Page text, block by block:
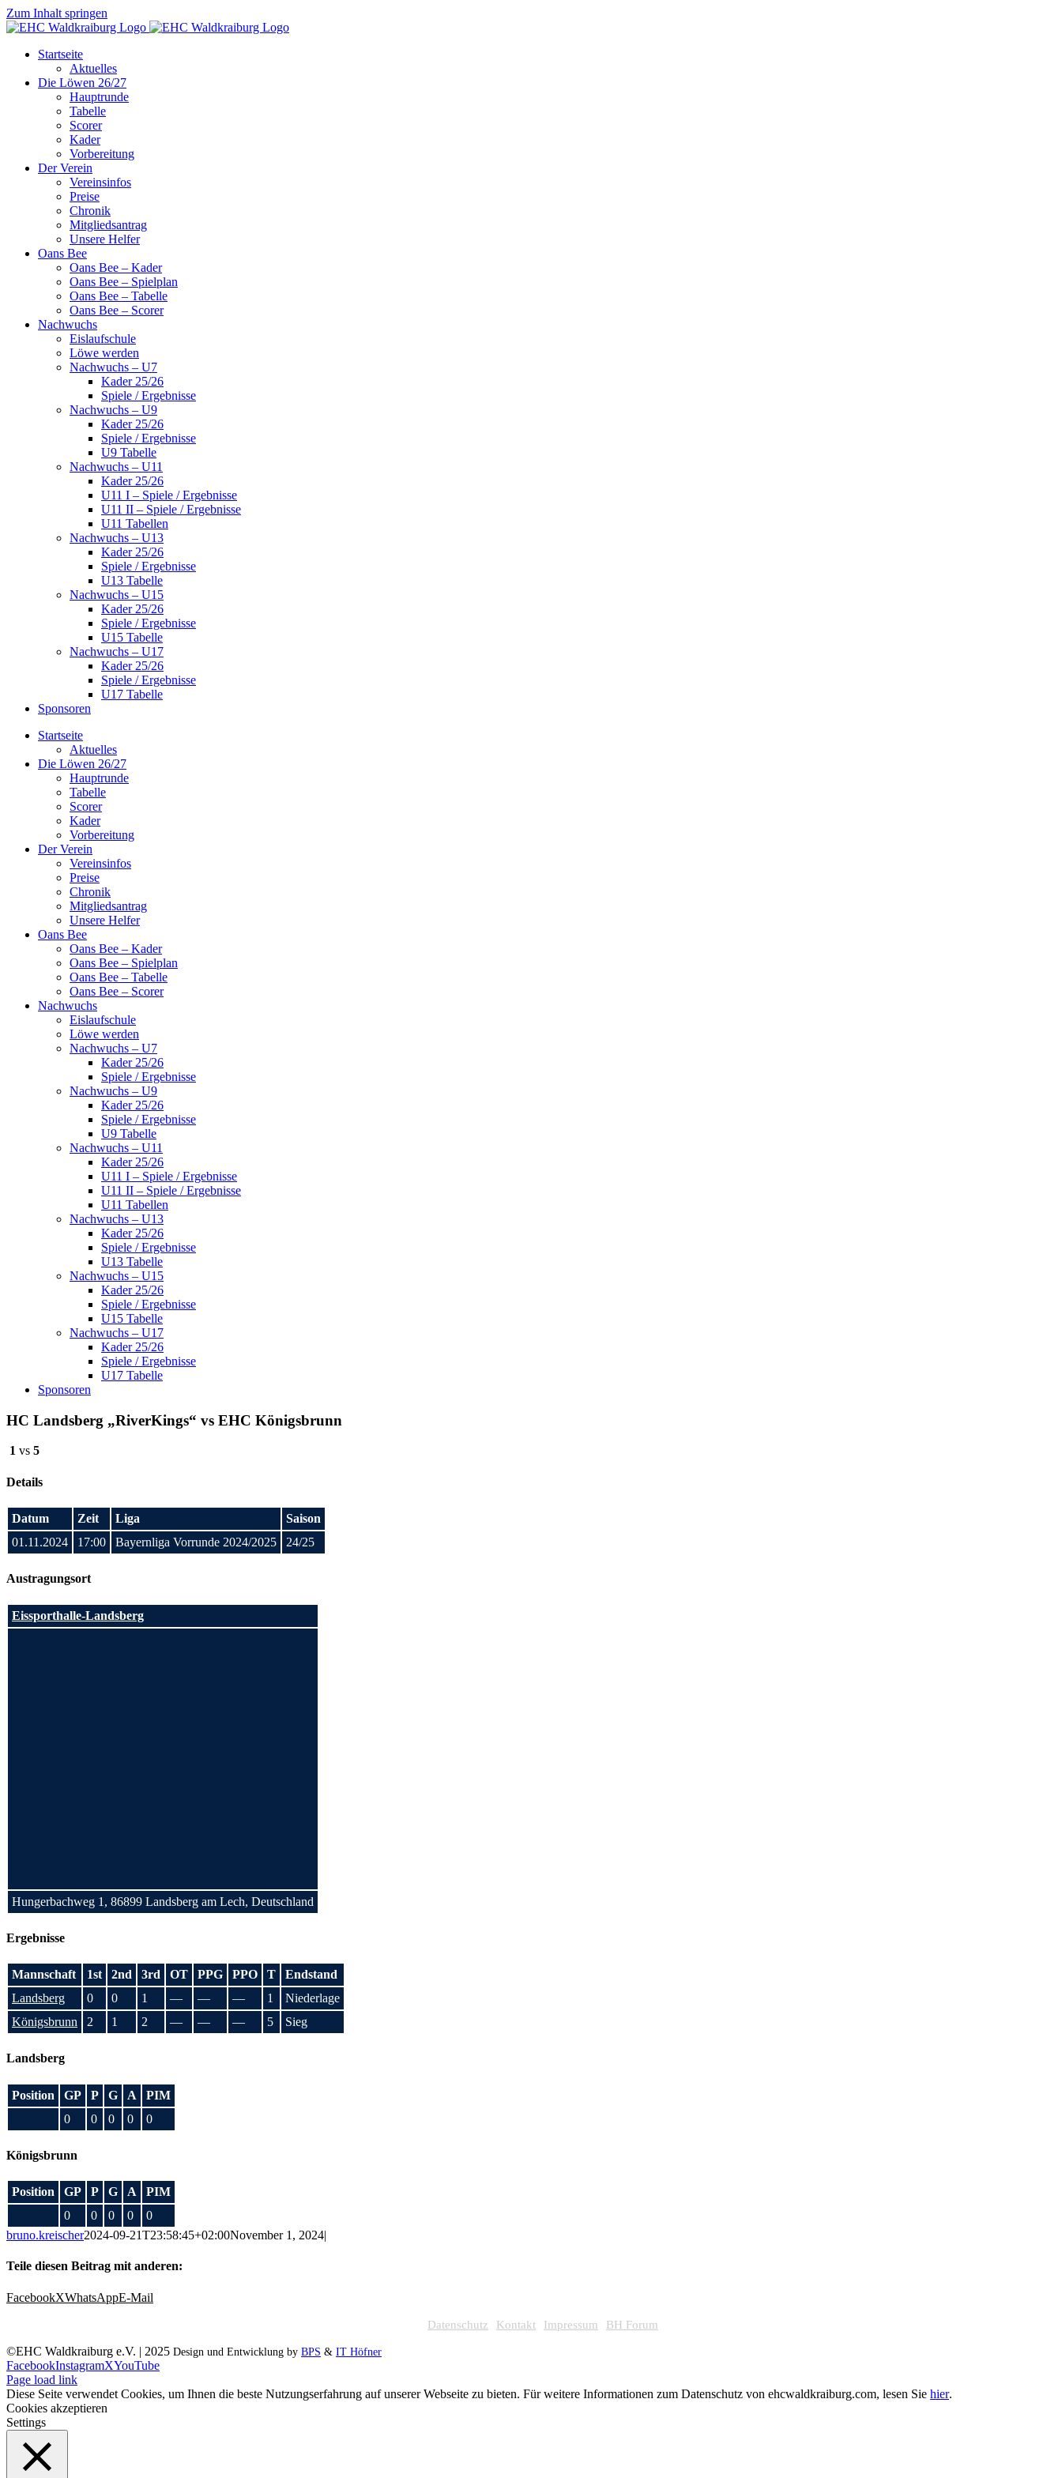
Zum Inhalt springen
Startseite
Aktuelles
Die Löwen 26/27
Hauptrunde
Tabelle
Scorer
Kader
Vorbereitung
Der Verein
Vereinsinfos
Preise
Chronik
Mitgliedsantrag
Unsere Helfer
Oans Bee
Oans Bee – Kader
Oans Bee – Spielplan
Oans Bee – Tabelle
Oans Bee – Scorer
Nachwuchs
Eislaufschule
Löwe werden
Nachwuchs – U7
Kader 25/26
Spiele / Ergebnisse
Nachwuchs – U9
Kader 25/26
Spiele / Ergebnisse
U9 Tabelle
Nachwuchs – U11
Kader 25/26
U11 I – Spiele / Ergebnisse
U11 II – Spiele / Ergebnisse
U11 Tabellen
Nachwuchs – U13
Kader 25/26
Spiele / Ergebnisse
U13 Tabelle
Nachwuchs – U15
Kader 25/26
Spiele / Ergebnisse
U15 Tabelle
Nachwuchs – U17
Kader 25/26
Spiele / Ergebnisse
U17 Tabelle
Sponsoren
Startseite
Aktuelles
Die Löwen 26/27
Hauptrunde
Tabelle
Scorer
Kader
Vorbereitung
Der Verein
Vereinsinfos
Preise
Chronik
Mitgliedsantrag
Unsere Helfer
Oans Bee
Oans Bee – Kader
Oans Bee – Spielplan
Oans Bee – Tabelle
Oans Bee – Scorer
Nachwuchs
Eislaufschule
Löwe werden
Nachwuchs – U7
Kader 25/26
Spiele / Ergebnisse
Nachwuchs – U9
Kader 25/26
Spiele / Ergebnisse
U9 Tabelle
Nachwuchs – U11
Kader 25/26
U11 I – Spiele / Ergebnisse
U11 II – Spiele / Ergebnisse
U11 Tabellen
Nachwuchs – U13
Kader 25/26
Spiele / Ergebnisse
U13 Tabelle
Nachwuchs – U15
Kader 25/26
Spiele / Ergebnisse
U15 Tabelle
Nachwuchs – U17
Kader 25/26
Spiele / Ergebnisse
U17 Tabelle
Sponsoren
HC Landsberg „RiverKings“ vs EHC Königsbrunn
1 vs 5
Details
Datum Zeit Liga
Saison
01.11.2024
17:00 Bayernliga Vorrunde 2024/2025 24/25
Austragungsort
Eissporthalle-Landsberg
Hungerbachweg 1, 86899 Landsberg am Lech, Deutschland
Ergebnisse
Mannschaft 1st 2nd 3rd OT PPG PPO T
Endstand
Landsberg
0 0 1 — — — 1
Niederlage
Königsbrunn
2 1 2 — — — 5 Sieg
Landsberg
Position GP P G A
PIM
0
0 0 0 0
Königsbrunn
Position GP P G A
PIM
0
0 0 0
0
bruno.kreischer2024-09-21T23:58:45+02:00November 1, 2024|
Teile diesen Beitrag mit anderen:
FacebookXWhatsAppE-Mail
Datenschutz Kontakt Impressum BH Forum
©EHC Waldkraiburg e.V. | 2025 Design und Entwicklung by BPS & IT Höfner
FacebookInstagramXYouTube
Page load link
Diese Seite verwendet Cookies, um Ihnen die beste Nutzungserfahrung auf unserer Webseite zu bieten. Für weitere Informationen zum Datenschutz von ehcwaldkraiburg.com, lesen Sie hier.
Cookies akzeptieren
Settings